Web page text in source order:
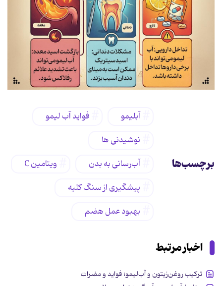
برچسب‌ها
آبلیمو
فواید آب لیمو
نوشیدنی ها
آب‌رسانی به بدن
ویتامین C
پیشگیری از سنگ کلیه
بهبود عمل هضم
اخبار مرتبط
ترکیب روغن‌زیتون و آب‌لیمو؛ فواید و مضرات